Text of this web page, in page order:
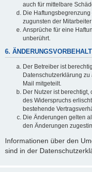
auch für mittelbare
Die
zugunsten der
Ansprüche für eine
unberührt.
6. ÄNDERUNGSVORBEHALT
Der Betreiber ist
Datenschutzerklärung
Mail mitgeteilt.
Der Nutzer ist
des Widerspruchs
bestehende
Die Änderungen gelten
den Änderungen
Informationen über den
sind in der